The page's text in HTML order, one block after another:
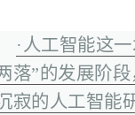
·人工智能这
落”的发展阶
寂的人工智能